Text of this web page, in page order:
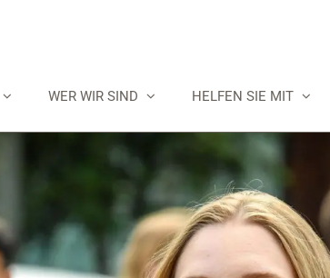
WER WIR SIND HELFEN SIE MIT